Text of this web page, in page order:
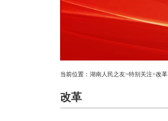
当前位置： 湖南人民之友>特别关注>改革
改革